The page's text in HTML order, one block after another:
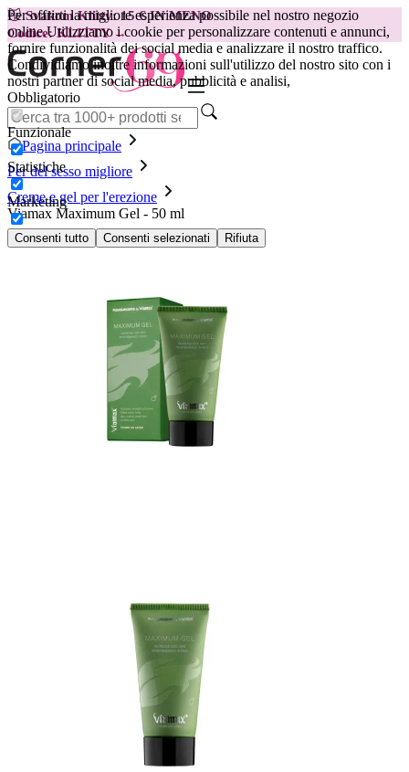
Per offrirti la migliore esperienza possibile nel nostro negozio
online.Utilizziamo i cookie per personalizzare contenuti e annunci,
fornire funzionalità dei social media e analizzare il nostro traffico.
Condividiamo inoltre informazioni sull'utilizzo del nostro sito con i
nostri partner di social media, pubblicità e analisi,
Obbligatorio
Funzionale
Statistiche
Marketing
Consenti tutto Consenti selezionati Rifiuta
😽Svakom Klitty: 15 € IN MENO
Codice: KLITTY →
Pagina principale
Per del sesso migliore
Creme e gel per l'erezione
Viamax Maximum Gel - 50 ml